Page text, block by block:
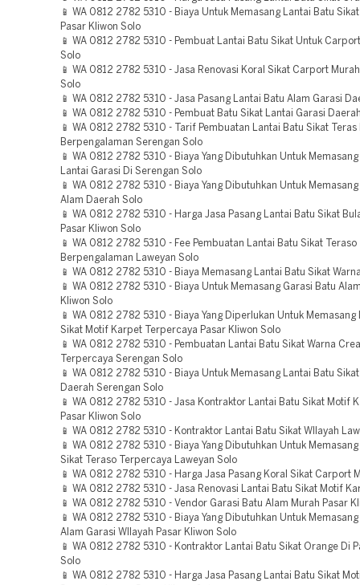
📱 WA 0812 2782 5310 - Biaya Untuk Memasang Lantai Batu
Pasar Kliwon Solo
📱 WA 0812 2782 5310 - Pembuat Lantai Batu Sikat Untuk
Solo
📱 WA 0812 2782 5310 - Jasa Renovasi Koral Sikat Carport
Solo
📱 WA 0812 2782 5310 - Jasa Pasang Lantai Batu Alam Garasi
📱 WA 0812 2782 5310 - Pembuat Batu Sikat Lantai Garasi
📱 WA 0812 2782 5310 - Tarif Pembuatan Lantai Batu Sikat Teras
Berpengalaman Serengan Solo
📱 WA 0812 2782 5310 - Biaya Yang Dibutuhkan Untuk
Lantai Garasi Di Serengan Solo
📱 WA 0812 2782 5310 - Biaya Yang Dibutuhkan Untuk
Alam Daerah Solo
📱 WA 0812 2782 5310 - Harga Jasa Pasang Lantai Batu Sikat
Pasar Kliwon Solo
📱 WA 0812 2782 5310 - Fee Pembuatan Lantai Batu Sikat Teraso
Berpengalaman Laweyan Solo
📱 WA 0812 2782 5310 - Biaya Memasang Lantai Batu Sikat
📱 WA 0812 2782 5310 - Biaya Untuk Memasang Garasi Batu
Kliwon Solo
📱 WA 0812 2782 5310 - Biaya Yang Diperlukan Untuk Memasang
Sikat Motif Karpet Terpercaya Pasar Kliwon Solo
📱 WA 0812 2782 5310 - Pembuatan Lantai Batu Sikat Warna
Terpercaya Serengan Solo
📱 WA 0812 2782 5310 - Biaya Untuk Memasang Lantai Batu
Daerah Serengan Solo
📱 WA 0812 2782 5310 - Jasa Kontraktor Lantai Batu Sikat Motif
Pasar Kliwon Solo
📱 WA 0812 2782 5310 - Kontraktor Lantai Batu Sikat WIlayah
📱 WA 0812 2782 5310 - Biaya Yang Dibutuhkan Untuk
Sikat Teraso Terpercaya Laweyan Solo
📱 WA 0812 2782 5310 - Harga Jasa Pasang Koral Sikat Carport
📱 WA 0812 2782 5310 - Jasa Renovasi Lantai Batu Sikat Motif
📱 WA 0812 2782 5310 - Vendor Garasi Batu Alam Murah Pasar
📱 WA 0812 2782 5310 - Biaya Yang Dibutuhkan Untuk
Alam Garasi WIlayah Pasar Kliwon Solo
📱 WA 0812 2782 5310 - Kontraktor Lantai Batu Sikat Orange Di
Solo
📱 WA 0812 2782 5310 - Harga Jasa Pasang Lantai Batu Sikat